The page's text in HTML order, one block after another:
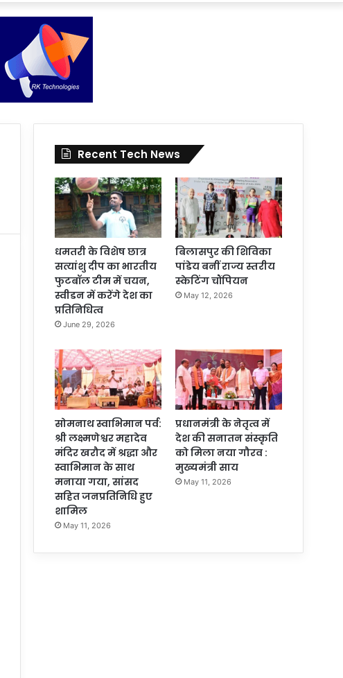
Recent Tech News
धमतरी के विशेष छात्र
सत्यांशु दीप का भारतीय
फुटबॉल टीम में चयन,
स्वीडन में करेंगे देश का
प्रतिनिधित्व
June 29, 2026
बिलासपुर की शिविका
पांडेय बनीं राज्य स्तरीय
स्केटिंग चौंपियन
May 12, 2026
सोमनाथ स्वाभिमान पर्व:
श्री लक्ष्मणेश्वर महादेव
मंदिर खरौद में श्रद्धा और
स्वाभिमान के साथ
मनाया गया, सांसद
सहित जनप्रतिनिधि हुए
शामिल
May 11, 2026
प्रधानमंत्री के नेतृत्व में
देश की सनातन संस्कृति
को मिला नया गौरव :
मुख्यमंत्री साय
May 11, 2026